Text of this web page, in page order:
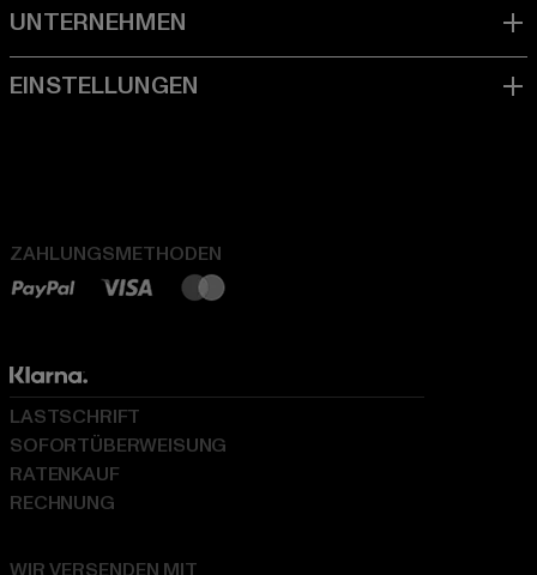
ZAHLUNGSMETHODEN
LASTSCHRIFT
SOFORTÜBERWEISUNG
RATENKAUF
RECHNUNG